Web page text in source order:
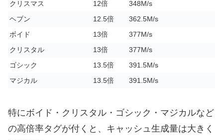
クリスマス
12倍
348M/s
ヘブン
12.5倍
362.5M/s
ボイド
13倍
377M/s
クリスタル
13倍
377M/s
ゴシック
13.5倍
391.5M/s
マジカル
13.5倍 391.5M/s
特にボイド・クリスタル・ゴシック・マジカルなど
の高倍率タグが付くと、キャッシュ生成量は大きく